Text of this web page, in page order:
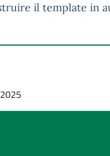
il template in